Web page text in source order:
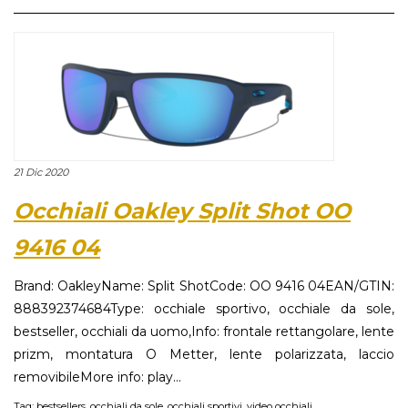
21 Dic 2020
Occhiali Oakley Split Shot OO
9416 04
Brand: OakleyName: Split ShotCode: OO 9416 04EAN/GTIN:
888392374684Type: occhiale sportivo, occhiale da sole,
bestseller, occhiali da uomo,Info: frontale rettangolare, lente
prizm, montatura O Metter, lente polarizzata, laccio
removibileMore info: play...